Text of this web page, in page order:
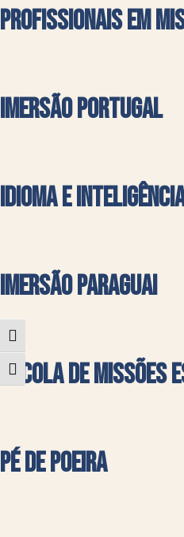
Alternar alto contraste
Alternar tamanho da fonte
Profissionais em
Imersão Portugal
Idioma e
Imersão Paraguai
Escola de Missões
Pé de Poeira